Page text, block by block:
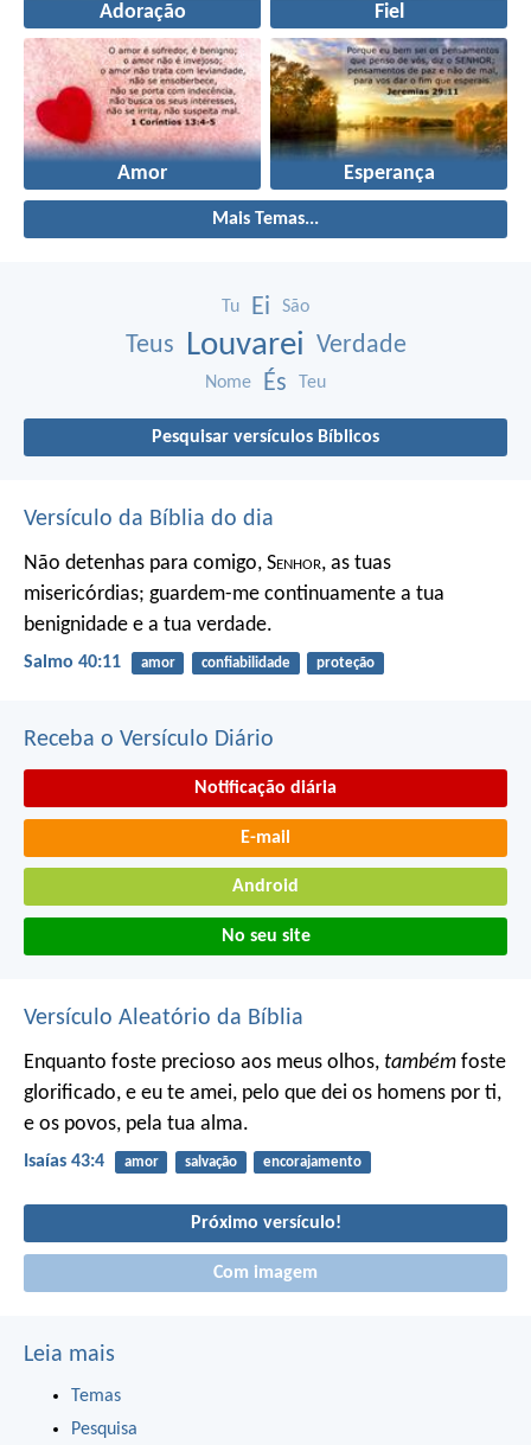
Adoração Fiel
Amor Esperança
Mais Temas...
Tu Ei São
Teus Louvarei Verdade
Nome És Teu
Pesquisar versículos Bíblicos
Versículo da Bíblia do dia
Não detenhas para comigo, Senhor, as tuas
misericórdias; guardem-me continuamente a tua
benignidade e a tua verdade.
Salmo 40:11 amor confiabilidade proteção
Receba o Versículo Diário
Notificação diária
E-mail
Android
No seu site
Versículo Aleatório da Bíblia
Enquanto foste precioso aos meus olhos, também foste
glorificado, e eu te amei, pelo que dei os homens por ti,
e os povos, pela tua alma.
Isaías 43:4 amor salvação encorajamento
Próximo versículo!
Com imagem
Leia mais
Temas
Pesquisa